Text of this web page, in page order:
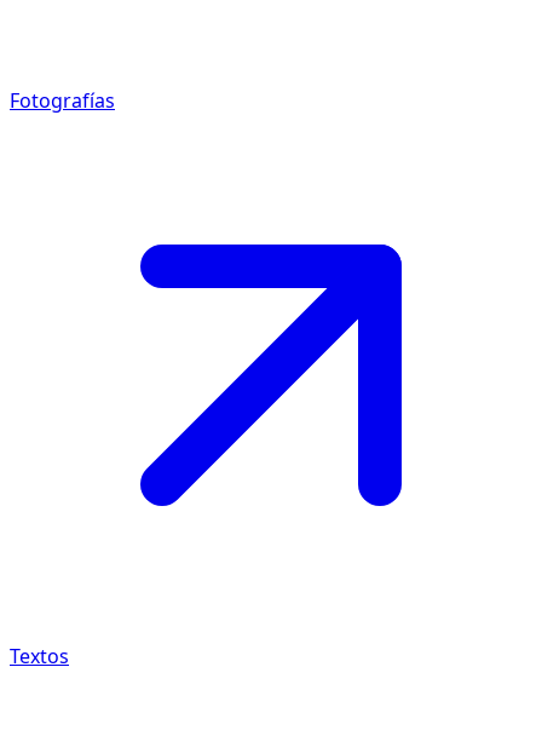
Fotografías
Textos